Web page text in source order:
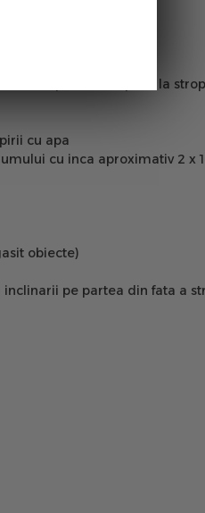
a pieselor expuse la
cu apa
cu inca aproximativ 2 x
obiecte)
pe partea din fata a